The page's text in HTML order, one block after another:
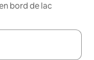
bord de lac
les flèches vers le